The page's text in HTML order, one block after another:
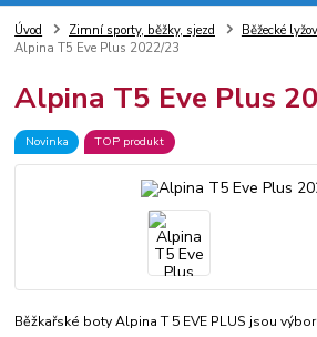
Úvod Zimní sporty, běžky, sjezd Běžecké
Alpina T5 Eve Plus 2022/23
Alpina T5 Eve Plus
Novinka TOP produkt
Běžkařské boty Alpina T 5 EVE PLUS jsou